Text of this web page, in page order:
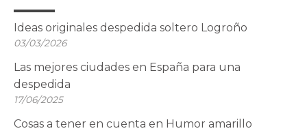
Ideas originales despedida soltero Logroño
03/03/2026
Las mejores ciudades en España para una
despedida
17/06/2025
Cosas a tener en cuenta en Humor amarillo